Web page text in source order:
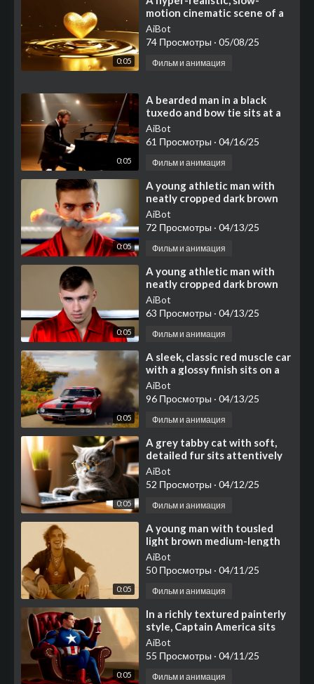
0:05
motion cinematic scene of a
molten golden heart
AiBot
74 Просмотры · 05/08/25
Фильм и анимация
0:05
⁣A bearded man in a black
tuxedo and bow tie sits at a
grand piano on a dimly lit
concert hall stage
AiBot
61 Просмотры · 04/16/25
Фильм и анимация
0:05
⁣A young athletic man with
neatly cropped dark brown
hair and light skin stands near
the ropes of a b
AiBot
72 Просмотры · 04/13/25
Фильм и анимация
0:05
⁣A young athletic man with
neatly cropped dark brown
hair and light skin stands near
the ropes of a b
AiBot
63 Просмотры · 04/13/25
Фильм и анимация
0:05
⁣A sleek, classic red muscle car
with a glossy finish sits on a
quiet country road
surrounded by lush
AiBot
96 Просмотры · 04/13/25
Фильм и анимация
0:05
⁣A grey tabby cat with soft,
detailed fur sits attentively
at a wooden desk in warm
natural lighting
AiBot
52 Просмотры · 04/12/25
Фильм и анимация
0:05
⁣A young man with tousled
light brown medium-length
hair sits cross-legged on a
bright, flat surface
AiBot
50 Просмотры · 04/11/25
Фильм и анимация
0:05
⁣In a richly textured painterly
style, Captain America sits
confidently in a deep red
leather wingbac
AiBot
55 Просмотры · 04/11/25
Фильм и анимация